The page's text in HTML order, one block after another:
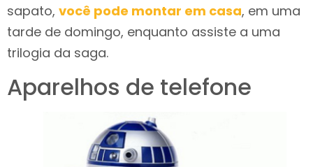
sapato, você pode montar em casa, em uma
tarde de domingo, enquanto assiste a uma
trilogia da saga.
Aparelhos de telefone